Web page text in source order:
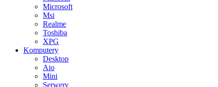
Microsoft
Msi
Realme
Toshiba
XPG
Komputery
Desktop
Aio
Mini
Serwery